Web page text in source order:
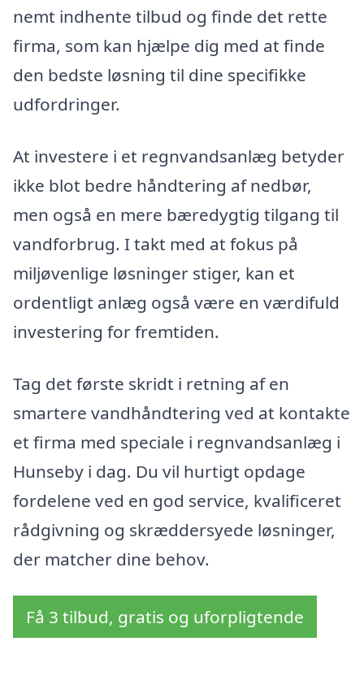
nemt indhente tilbud og finde det rette
firma, som kan hjælpe dig med at finde
den bedste løsning til dine specifikke
udfordringer.
At investere i et regnvandsanlæg betyder
ikke blot bedre håndtering af nedbør,
men også en mere bæredygtig tilgang til
vandforbrug. I takt med at fokus på
miljøvenlige løsninger stiger, kan et
ordentligt anlæg også være en værdifuld
investering for fremtiden.
Tag det første skridt i retning af en
smartere vandhåndtering ved at kontakte
et firma med speciale i regnvandsanlæg i
Hunseby i dag. Du vil hurtigt opdage
fordelene ved en god service, kvalificeret
rådgivning og skræddersyede løsninger,
der matcher dine behov.
Få 3 tilbud, gratis og uforpligtende